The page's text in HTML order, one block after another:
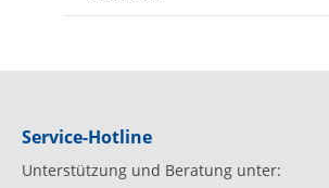
Service-Hotline
Unterstützung und Beratung unter: